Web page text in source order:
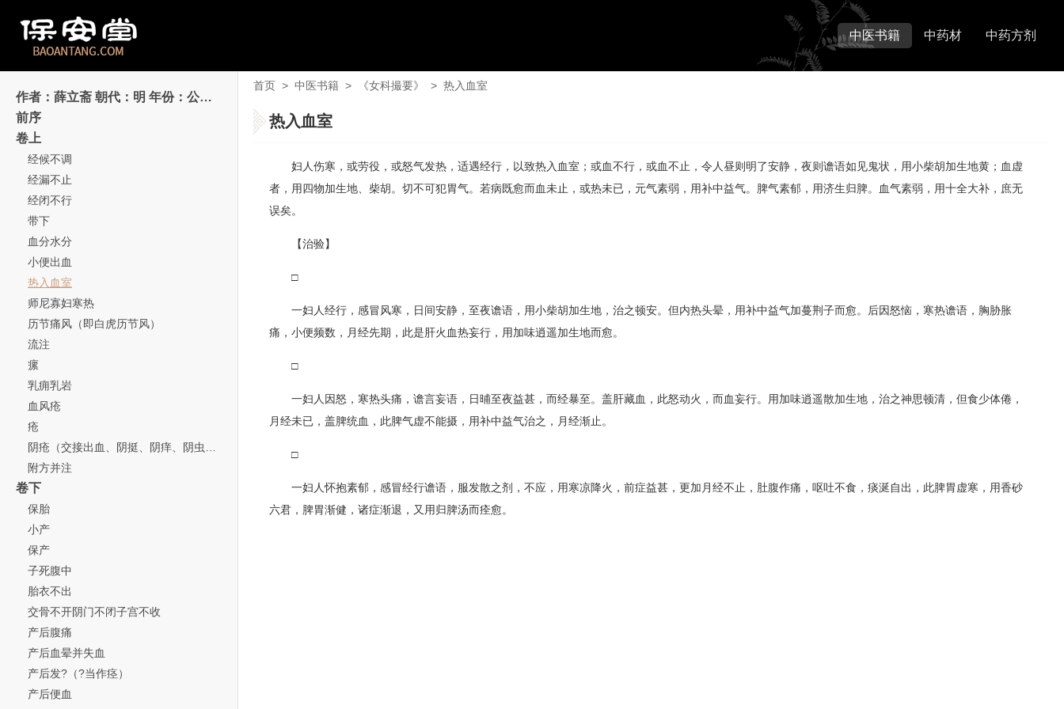
中医书籍 中药材 中药方剂
作者：薛立斋 朝代：明 年份：公元1368-1644年
前序
卷上
经候不调
经漏不止
经闭不行
带下
血分水分
小便出血
热入血室
师尼寡妇寒热
历节痛风（即白虎历节风）
流注
瘰
乳痈乳岩
血风疮
疮
附方并注
卷下
保胎
小产
保产
子死腹中
胎衣不出
交骨不开阴门不闭子宫不收
产后腹痛
产后血晕并失血
产后发?（?当作痉）
产后便血
首页 > 中医书籍 > 《女科撮要》 > 热入血室
热入血室
妇人伤寒，或劳役，或怒气发热，适遇经行，以致热入血室；或血不行，或血不止，令人昼则明了安静，夜则谵语如见鬼状，用小柴胡加生地黄；血虚
者，用四物加生地、柴胡。切不可犯胃气。若病既愈而血未止，或热未已，元气素弱，用补中益气。脾气素郁，用济生归脾。血气素弱，用十全大补，庶无
误矣。
【治验】
□
一妇人经行，感冒风寒，日间安静，至夜谵语，用小柴胡加生地，治之顿安。但内热头晕，用补中益气加蔓荆子而愈。后因怒恼，寒热谵语，胸胁胀
痛，小便频数，月经先期，此是肝火血热妄行，用加味逍遥加生地而愈。
□
一妇人因怒，寒热头痛，谵言妄语，日晡至夜益甚，而经暴至。盖肝藏血，此怒动火，而血妄行。用加味逍遥散加生地，治之神思顿清，但食少体倦，
月经未已，盖脾统血，此脾气虚不能摄，用补中益气治之，月经渐止。
□
一妇人怀抱素郁，感冒经行谵语，服发散之剂，不应，用寒凉降火，前症益甚，更加月经不止，肚腹作痛，呕吐不食，痰涎自出，此脾胃虚寒，用香砂
六君，脾胃渐健，诸症渐退，又用归脾汤而痊愈。